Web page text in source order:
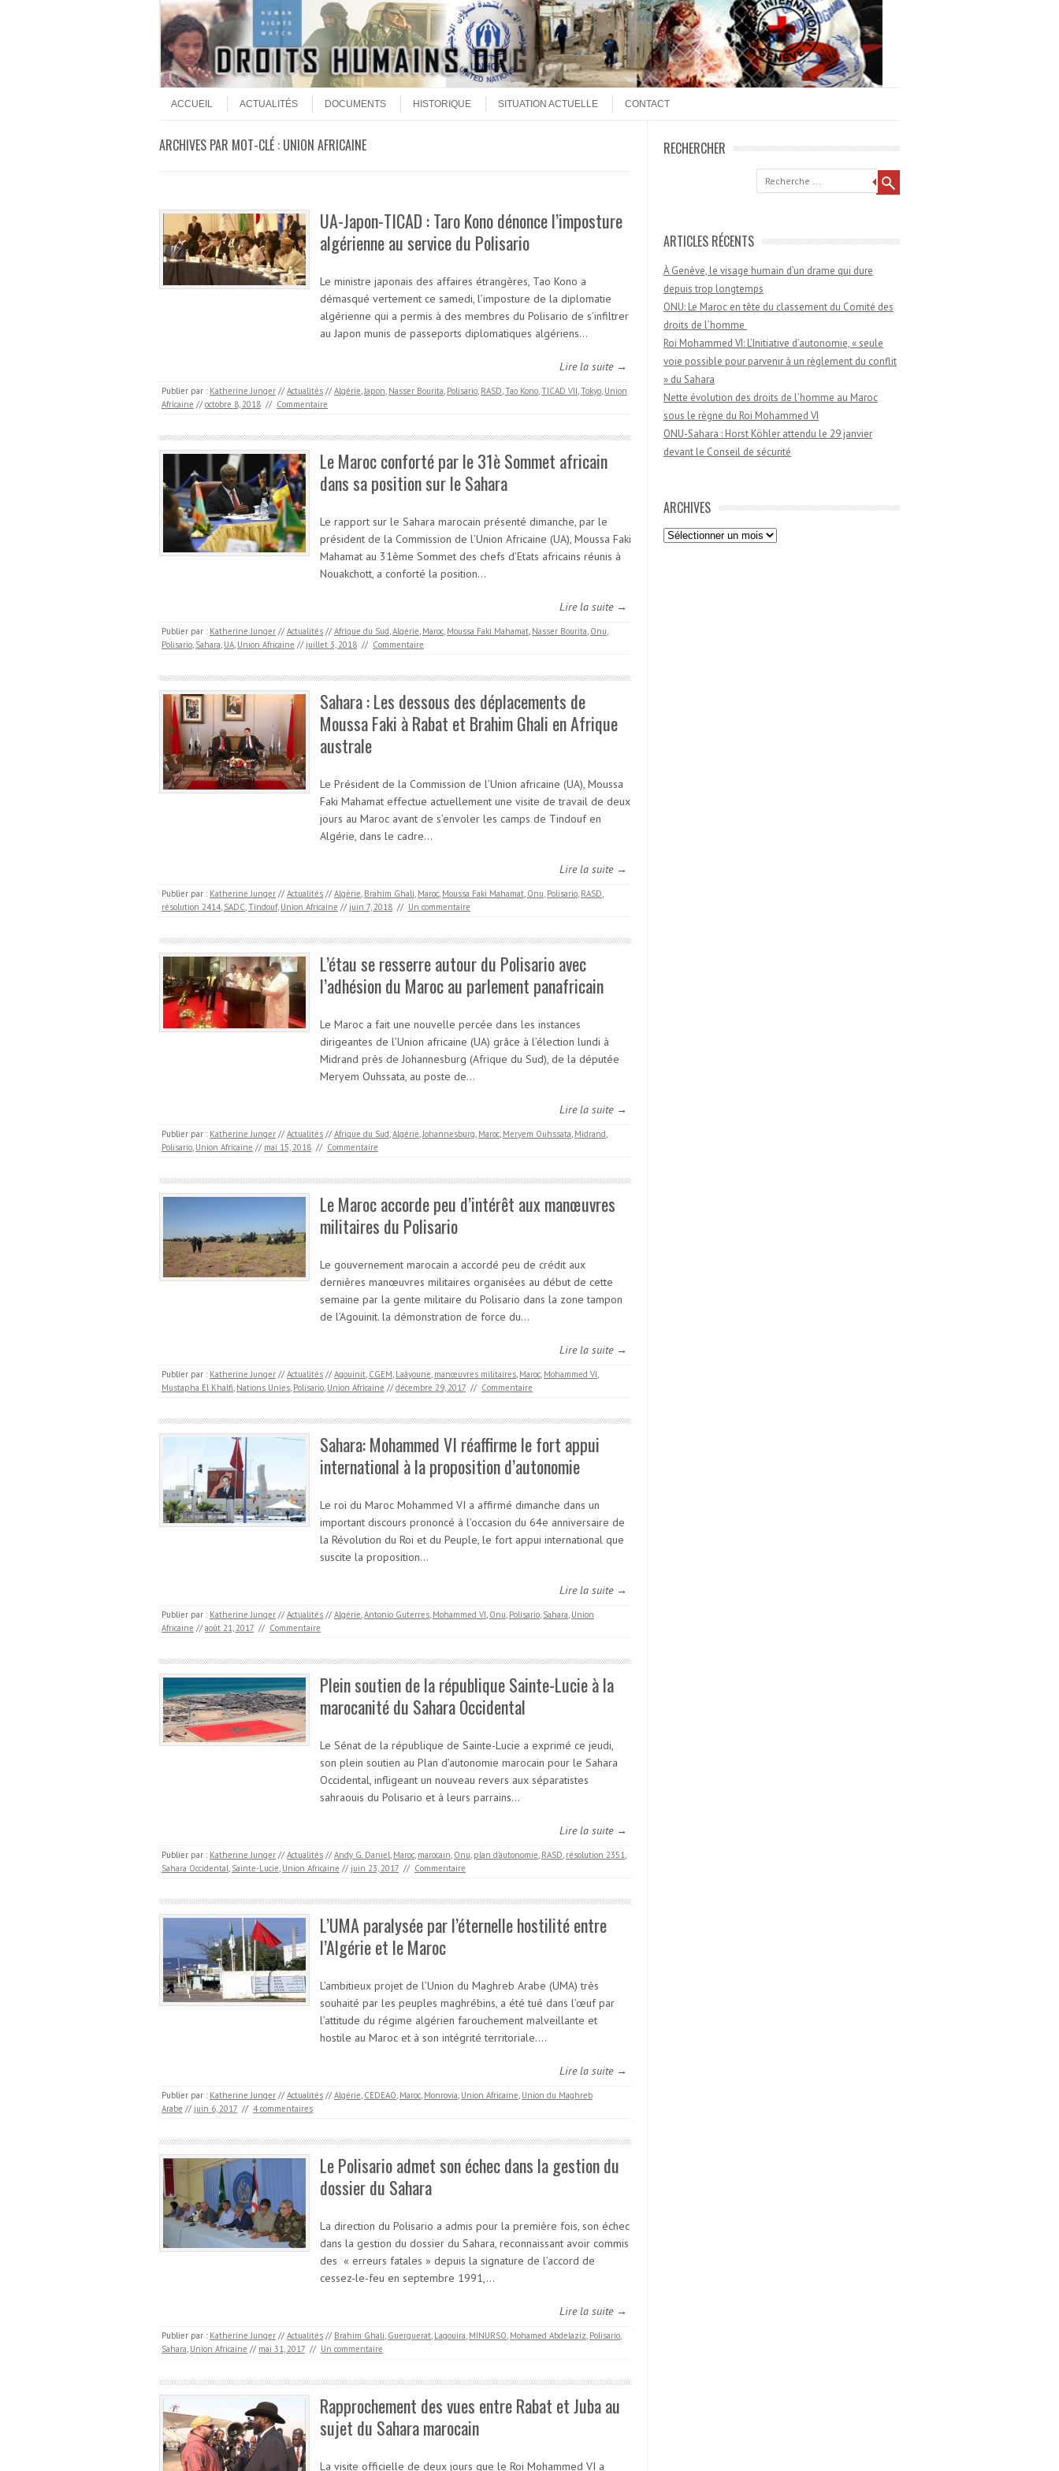
Menu
ACCUEIL
ACTUALITÉS DOCUMENTS HISTORIQUE SITUATION ACTUELLE CONTACT
ARCHIVES PAR MOT-CLÉ : UNION AFRICAINE
UA-Japon-TICAD : Taro Kono dénonce l’imposture
algérienne au service du Polisario
Le ministre japonais des affaires étrangères, Tao Kono a
démasqué vertement ce samedi, l’imposture de la diplomatie
algérienne qui a permis à des membres du Polisario de s’infiltrer
au Japon munis de passeports diplomatiques algériens…
Lire la suite →
Publier par : Katherine Junger // Actualités // Algérie,Japon, Nasser Bourita, Polisario, RASD,Tao Kono,TICAD VII,Tokyo, Union
Africaine // octobre 8, 2018 // Commentaire
Le Maroc conforté par le 31è Sommet africain
dans sa position sur le Sahara
Le rapport sur le Sahara marocain présenté dimanche, par le
président de la Commission de l’Union Africaine (UA), Moussa Faki
Mahamat au 31ème Sommet des chefs d’Etats africains réunis à
Nouakchott, a conforté la position…
Lire la suite →
Publier par : Katherine Junger // Actualités // Afrique du Sud,Algérie, Maroc, Moussa Faki Mahamat, Nasser Bourita, Onu,
Polisario, Sahara, UA, Union Africaine // juillet 3, 2018 // Commentaire
Sahara : Les dessous des déplacements de
Moussa Faki à Rabat et Brahim Ghali en Afrique
australe
Le Président de la Commission de l’Union africaine (UA), Moussa
Faki Mahamat effectue actuellement une visite de travail de deux
jours au Maroc avant de s’envoler les camps de Tindouf en
Algérie, dans le cadre…
Lire la suite →
Publier par : Katherine Junger // Actualités // Algérie, Brahim Ghali, Maroc, Moussa Faki Mahamat, Onu, Polisario, RASD,
résolution 2414, SADC,Tindouf, Union Africaine // juin 7, 2018 // Un commentaire
L’étau se resserre autour du Polisario avec
l’adhésion du Maroc au parlement panafricain
Le Maroc a fait une nouvelle percée dans les instances
dirigeantes de l’Union africaine (UA) grâce à l’élection lundi à
Midrand près de Johannesburg (Afrique du Sud), de la députée
Meryem Ouhssata, au poste de…
Lire la suite →
Publier par : Katherine Junger // Actualités // Afrique du Sud,Algérie,Johannesburg, Maroc, Meryem Ouhssata, Midrand,
Polisario, Union Africaine // mai 15, 2018 // Commentaire
Le Maroc accorde peu d’intérêt aux manœuvres
militaires du Polisario
Le gouvernement marocain a accordé peu de crédit aux
dernières manœuvres militaires organisées au début de cette
semaine par la gente militaire du Polisario dans la zone tampon
de l’Agouinit. la démonstration de force du…
Lire la suite →
Publier par : Katherine Junger // Actualités // Agouinit, CGEM, Laâyoune, manœuvres militaires, Maroc, Mohammed VI,
Mustapha El Khalfi, Nations Unies, Polisario, Union Africaine // décembre 29, 2017 // Commentaire
Sahara: Mohammed VI réaffirme le fort appui
international à la proposition d’autonomie
Le roi du Maroc Mohammed VI a affirmé dimanche dans un
important discours prononcé à l’occasion du 64e anniversaire de
la Révolution du Roi et du Peuple, le fort appui international que
suscite la proposition…
Lire la suite →
Publier par : Katherine Junger // Actualités // Algérie,Antonio Guterres, Mohammed VI, Onu, Polisario, Sahara, Union
Africaine // août 21, 2017 // Commentaire
Plein soutien de la république Sainte-Lucie à la
marocanité du Sahara Occidental
Le Sénat de la république de Sainte-Lucie a exprimé ce jeudi,
son plein soutien au Plan d’autonomie marocain pour le Sahara
Occidental, infligeant un nouveau revers aux séparatistes
sahraouis du Polisario et à leurs parrains…
Lire la suite →
Publier par : Katherine Junger // Actualités // Andy G. Daniel, Maroc, marocain, Onu, plan d’autonomie, RASD, résolution 2351,
Sahara Occidental, Sainte-Lucie, Union Africaine // juin 23, 2017 // Commentaire
L’UMA paralysée par l’éternelle hostilité entre
l’Algérie et le Maroc
L’ambitieux projet de l’Union du Maghreb Arabe (UMA) très
souhaité par les peuples maghrébins, a été tué dans l’œuf par
l’attitude du régime algérien farouchement malveillante et
hostile au Maroc et à son intégrité territoriale.…
Lire la suite →
Publier par : Katherine Junger // Actualités // Algérie, CEDEAO, Maroc, Monrovia, Union Africaine, Union du Maghreb
Arabe // juin 6, 2017 // 4 commentaires
Le Polisario admet son échec dans la gestion du
dossier du Sahara
La direction du Polisario a admis pour la première fois, son échec
dans la gestion du dossier du Sahara, reconnaissant avoir commis
des « erreurs fatales » depuis la signature de l’accord de
cessez-le-feu en septembre 1991,…
Lire la suite →
Publier par : Katherine Junger // Actualités // Brahim Ghali, Guerguerat, Lagouira, MINURSO, Mohamed Abdelaziz, Polisario,
Sahara, Union Africaine // mai 31, 2017 // Un commentaire
Rapprochement des vues entre Rabat et Juba au
sujet du Sahara marocain
La visite officielle de deux jours que le Roi Mohammed VI a
RECHERCHER
ARTICLES RÉCENTS
À Genève, le visage humain d’un drame qui dure
depuis trop longtemps
ONU: Le Maroc en tête du classement du Comité des
droits de l’homme
Roi Mohammed VI: L’Initiative d’autonomie, « seule
voie possible pour parvenir à un règlement du conflit
» du Sahara
Nette évolution des droits de l’homme au Maroc
sous le règne du Roi Mohammed VI
ONU-Sahara : Horst Köhler attendu le 29 janvier
devant le Conseil de sécurité
ARCHIVES
Archives